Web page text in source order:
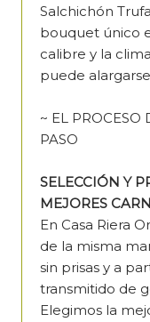
Salchichón
bouquet único
calibre y la
puede
~ EL PROCESO
PASO
SELECCIÓN Y
MEJORES
En Casa Riera
de la misma
sin prisas y a
transmitido de
Elegimos la